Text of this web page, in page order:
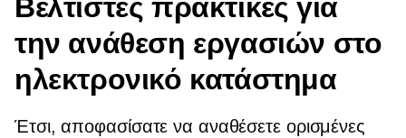
την ανάθεση εργασιών στο
ηλεκτρονικό κατάστημα
Έτσι, αποφασίσατε να αναθέσετε ορισμένες